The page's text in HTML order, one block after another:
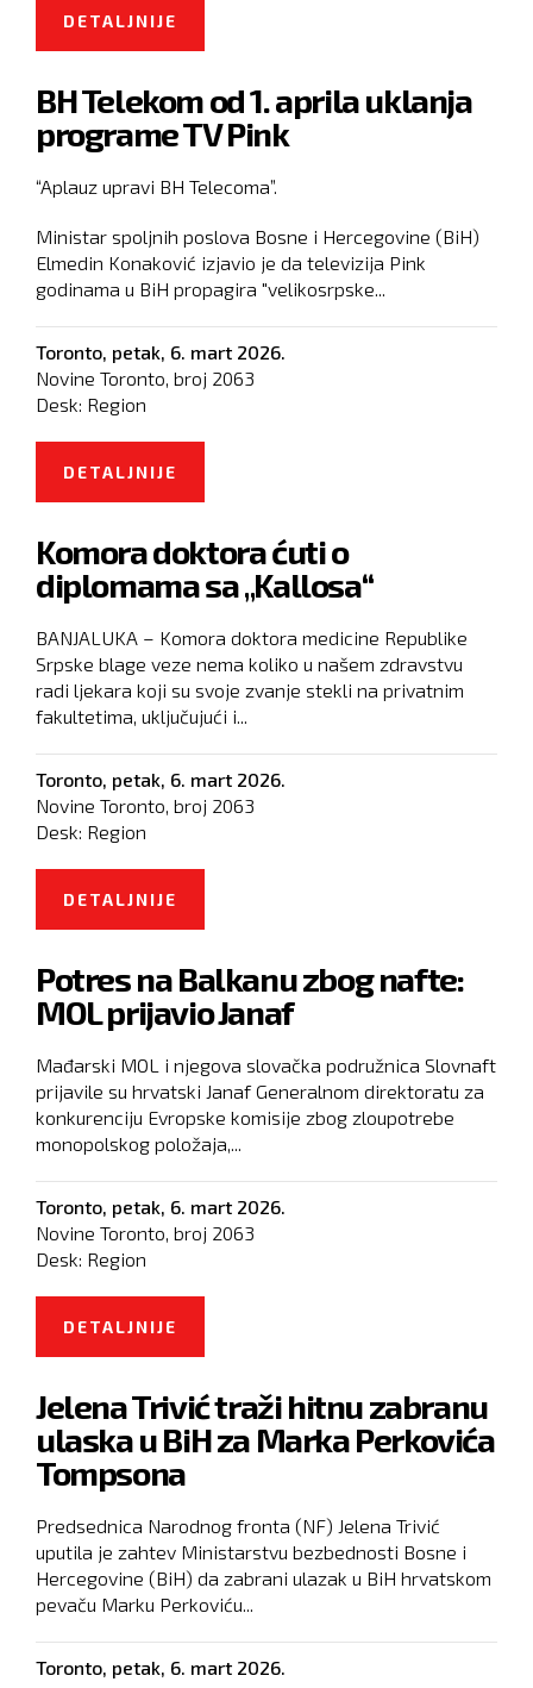
DETALJNIJE
SNABDEVANJA GORIVOM
BH Telekom od 1. aprila uklanja
programe TV Pink
“Aplauz upravi BH Telecoma”.
Ministar spoljnih poslova Bosne i Hercegovine (BiH)
Elmedin Konaković izjavio je da televizija Pink
godinama u BiH propagira "velikosrpske...
Toronto, petak, 6. mart 2026.
Novine Toronto, broj 2063
Desk: Region
DETALJNIJE
Komora doktora ćuti o
diplomama sa „Kallosa“
BANJALUKA – Komora doktora medicine Republike
Srpske blage veze nema koliko u našem zdravstvu
radi ljekara koji su svoje zvanje stekli na privatnim
fakultetima, uključujući i...
Toronto, petak, 6. mart 2026.
Novine Toronto, broj 2063
Desk: Region
DETALJNIJE
Potres na Balkanu zbog nafte:
MOL prijavio Janaf
Mađarski MOL i njegova slovačka podružnica Slovnaft
prijavile su hrvatski Janaf Generalnom direktoratu za
konkurenciju Evropske komisije zbog zloupotrebe
monopolskog položaja,...
Toronto, petak, 6. mart 2026.
Novine Toronto, broj 2063
Desk: Region
DETALJNIJE
Jelena Trivić traži hitnu zabranu
ulaska u BiH za Marka Perkovića
Tompsona
Predsednica Narodnog fronta (NF) Jelena Trivić
uputila je zahtev Ministarstvu bezbednosti Bosne i
Hercegovine (BiH) da zabrani ulazak u BiH hrvatskom
pevaču Marku Perkoviću...
Toronto, petak, 6. mart 2026.